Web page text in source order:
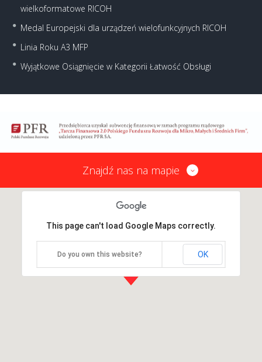
wielkoformatowe RICOH
Medal Europejski dla urządzeń wielofunkcyjnych RICOH
Linia Roku A3 MFP
Wyjątkowe Osiągnięcie w Kategorii Łatwość Obsługi
Znajdź nas na mapie
This page can't load Google Maps correctly.
Do you own this website? OK